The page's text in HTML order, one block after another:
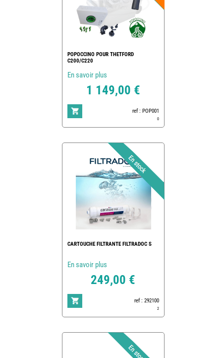
POPOCCINO POUR THETFORD
C200/C220
En savoir plus
1 149,00 €
ref : POP001
0
CARTOUCHE FILTRANTE FILTRADOC S
En savoir plus
249,00 €
ref : 292100
2